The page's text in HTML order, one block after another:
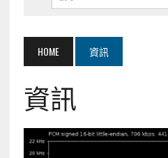
HOME 資訊
資訊